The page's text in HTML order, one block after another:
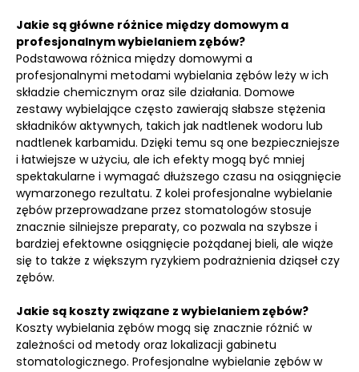
Jakie są główne różnice między domowym a
profesjonalnym wybielaniem zębów?
Podstawowa różnica między domowymi a
profesjonalnymi metodami wybielania zębów leży w ich
składzie chemicznym oraz sile działania. Domowe
zestawy wybielające często zawierają słabsze stężenia
składników aktywnych, takich jak nadtlenek wodoru lub
nadtlenek karbamidu. Dzięki temu są one bezpieczniejsze
i łatwiejsze w użyciu, ale ich efekty mogą być mniej
spektakularne i wymagać dłuższego czasu na osiągnięcie
wymarzonego rezultatu. Z kolei profesjonalne wybielanie
zębów przeprowadzane przez stomatologów stosuje
znacznie silniejsze preparaty, co pozwala na szybsze i
bardziej efektowne osiągnięcie pożądanej bieli, ale wiąże
się to także z większym ryzykiem podrażnienia dziąseł czy
zębów.
Jakie są koszty związane z wybielaniem zębów?
Koszty wybielania zębów mogą się znacznie różnić w
zależności od metody oraz lokalizacji gabinetu
stomatologicznego. Profesjonalne wybielanie zębów w